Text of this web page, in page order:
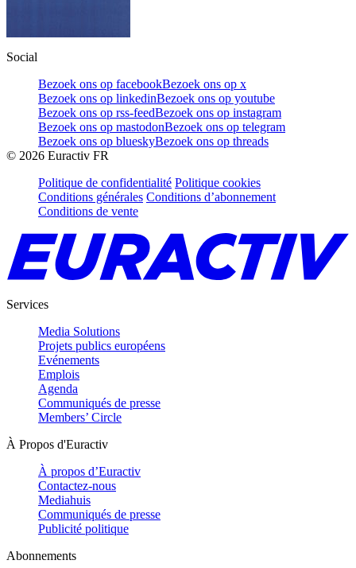
Social
Bezoek ons op facebookBezoek ons op x
Bezoek ons op linkedinBezoek ons op youtube
Bezoek ons op rss-feedBezoek ons op instagram
Bezoek ons op mastodonBezoek ons op telegram
Bezoek ons op blueskyBezoek ons op threads
© 2026 Euractiv FR
Politique de confidentialité Politique cookies
Conditions générales Conditions d’abonnement
Conditions de vente
Services
Media Solutions
Projets publics européens
Evénements
Emplois
Agenda
Communiqués de presse
Members’ Circle
À Propos d'Euractiv
À propos d’Euractiv
Contactez-nous
Mediahuis
Communiqués de presse
Publicité politique
Abonnements